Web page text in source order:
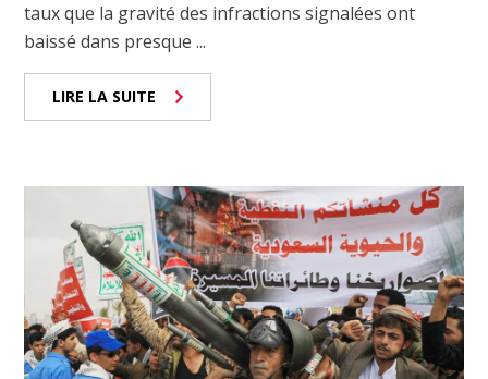
taux que la gravité des infractions signalées ont
baissé dans presque ...
LIRE LA SUITE